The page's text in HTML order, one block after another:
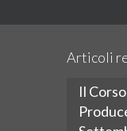
Articoli
Il